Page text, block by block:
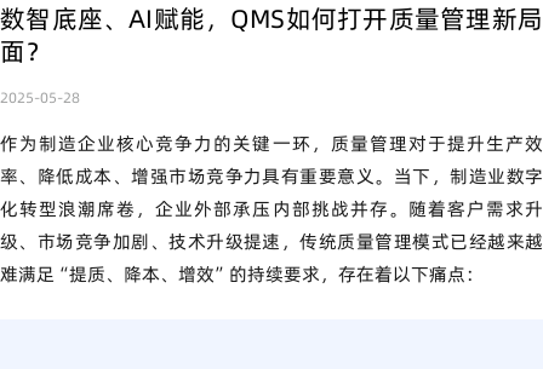
数智底座、AI赋能，QMS如何打开质量管理新局
面？
2025-05-28
作为制造企业核心竞争力的关键一环，质量管理对于提升生产效
率、降低成本、增强市场竞争力具有重要意义。当下，制造业数字
化转型浪潮席卷，企业外部承压内部挑战并存。随着客户需求升
级、市场竞争加剧、技术升级提速，传统质量管理模式已经越来越
难满足“提质、降本、增效”的持续要求，存在着以下痛点：